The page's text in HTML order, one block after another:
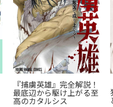
蒼井まもる『ふつうの女
の子』レビュー。母とし
ての葛藤と、娘の成長に